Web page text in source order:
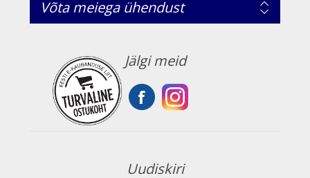
Võta meiega ühendust
Jälgi meid
Uudiskiri